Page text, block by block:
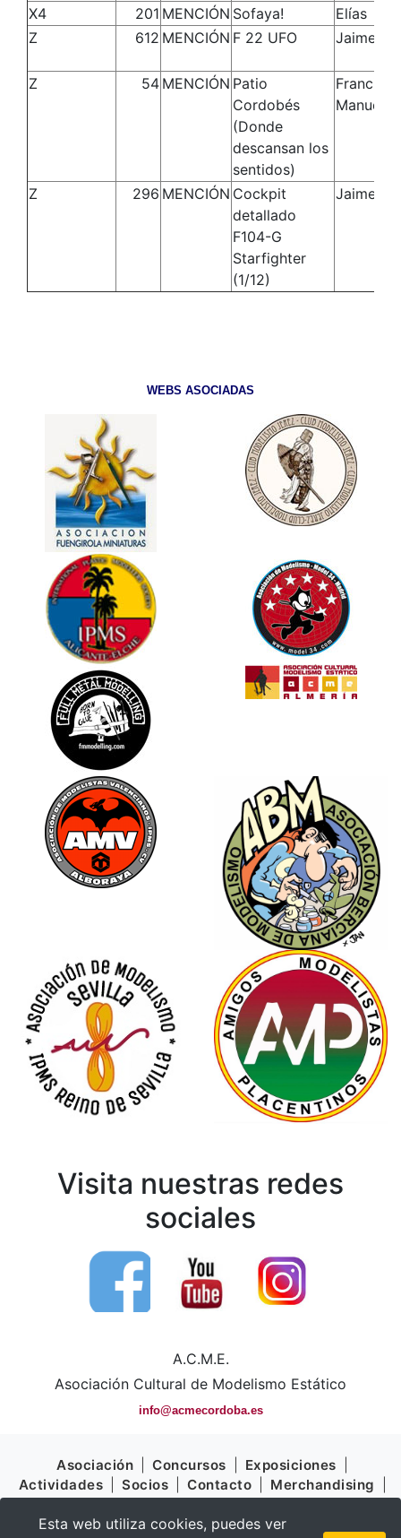
Esta web utiliza cookies, puedes ver
X4 201 MENCIÓN Sofaya!
Elías
Z
612 MENCIÓN F 22 UFO Jaime
Z 54 MENCIÓN Patio
Cordobés
(Donde
descansan los
sentidos)
Francisco
Manuel
Z 296 MENCIÓN Cockpit
detallado
F104-G
Starfighter
(1/12)
Jaime
WEBS ASOCIADAS
Visita nuestras redes
sociales
A.C.M.E.
Asociación Cultural de Modelismo Estático
info@acmecordoba.es
Asociación Concursos Exposiciones
Actividades
Socios Contacto Merchandising
Aviso Legal | Política de Cookies | Política de